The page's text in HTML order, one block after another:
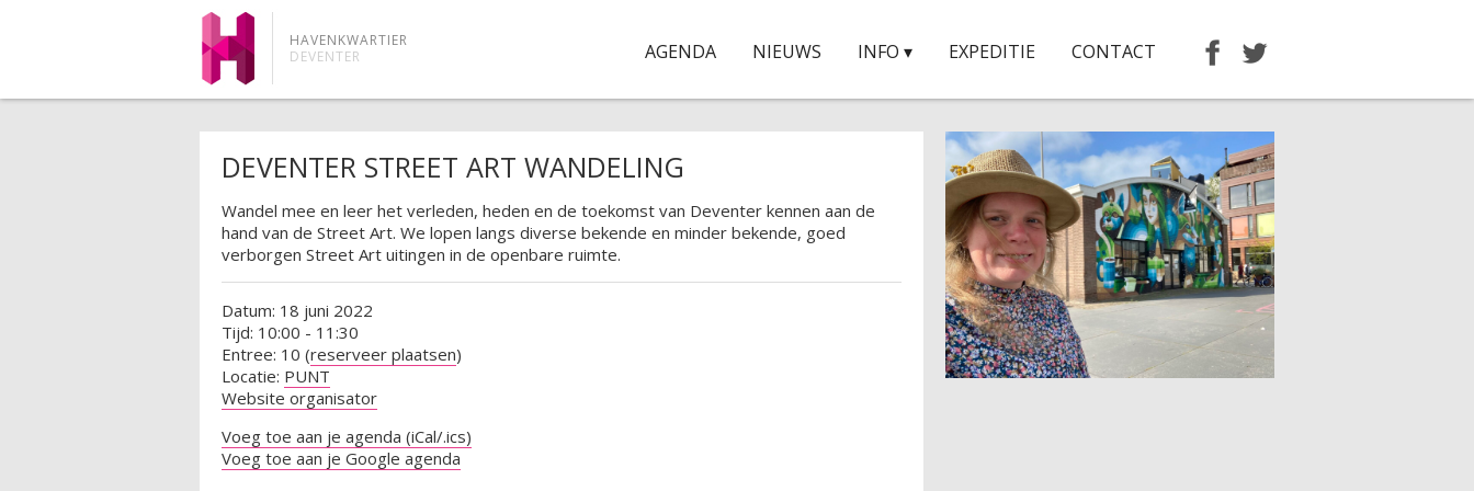
HAVENKWARTIER
DEVENTER
AGENDA NIEUWS INFO ▾ EXPEDITIE CONTACT
DEVENTER STREET ART WANDELING
Wandel mee en leer het verleden, heden en de toekomst van Deventer kennen aan de
hand van de Street Art. We lopen langs diverse bekende en minder bekende, goed
verborgen Street Art uitingen in de openbare ruimte.
Datum: 18 juni 2022
Tijd: 10:00 - 11:30
Entree: 10 (reserveer plaatsen)
Locatie: PUNT
Website organisator
Voeg toe aan je agenda (iCal/.ics)
Voeg toe aan je Google agenda